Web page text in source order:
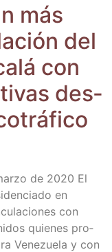
más
del
con
des­
de 2020 El
en
con
quie­nes pro­
Vene­zue­la y con